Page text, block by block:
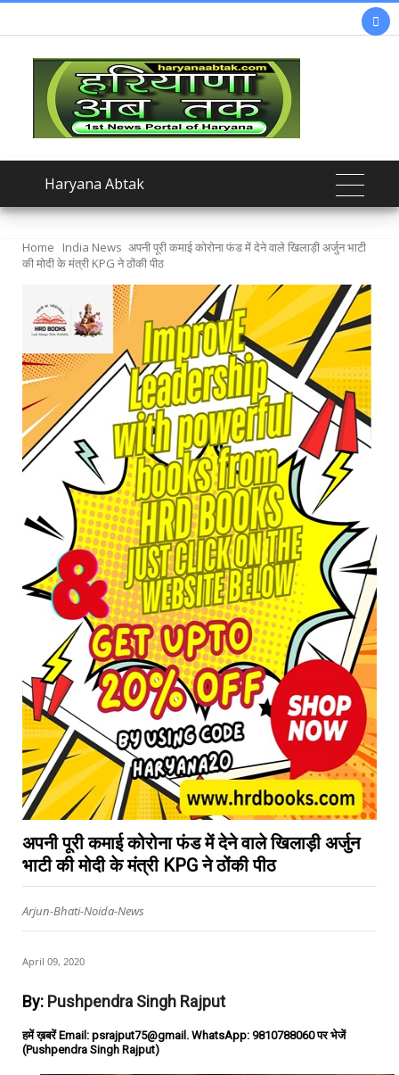

Haryana Abtak
Home India News अपनी पूरी कमाई कोरोना फंड में देने वाले खिलाड़ी अर्जुन भाटी
की मोदी के मंत्री KPG ने ठोंकी पीठ
अपनी पूरी कमाई कोरोना फंड में देने वाले खिलाड़ी अर्जुन
भाटी की मोदी के मंत्री KPG ने ठोंकी पीठ
Arjun-Bhati-Noida-News
April 09, 2020
By: Pushpendra Singh Rajput
हमें ख़बरें Email: psrajput75@gmail. WhatsApp: 9810788060 पर भेजें
(Pushpendra Singh Rajput)